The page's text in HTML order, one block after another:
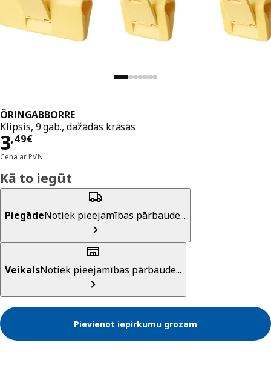
ÖRINGABBORRE
Klipsis, 9 gab., dažādās krāsās
3,49€
Cena 3,49€
Cena ar PVN
Kā to iegūt
PiegādeNotiek pieejamības pārbaude...
VeikalsNotiek pieejamības pārbaude...
Pievienot iepirkumu grozam